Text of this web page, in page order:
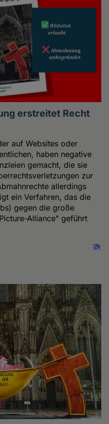
erstreitet Recht
auf Websites oder
haben negative
gemacht, die sie
zur
allerdings
ein Verfahren, das die
gegen die große
Alliance" geführt